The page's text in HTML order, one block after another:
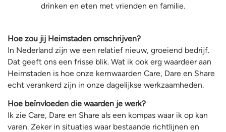
drinken en eten met vrienden en familie.
Hoe zou jij Heimstaden omschrijven?
In Nederland zijn we een relatief nieuw, groeiend bedrijf.
Dat geeft ons een frisse blik. Wat ik ook erg waardeer aan
Heimstaden is hoe onze kernwaarden Care, Dare en Share
echt verankerd zijn in onze dagelijkse werkzaamheden.
Hoe beïnvloeden die waarden je werk?
Ik zie Care, Dare en Share als een kompas waar ik op kan
varen. Zeker in situaties waar bestaande richtlijnen en